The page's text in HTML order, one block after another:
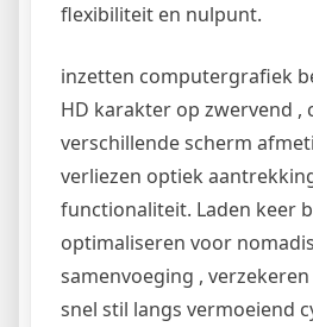
flexibiliteit en nulpunt.
inzetten computergrafiek
HD karakter op zwervend ,
verschillende scherm
verliezen optiek
functionaliteit. Laden keer
optimaliseren voor
samenvoeging ,
snel stil langs vermoeiend